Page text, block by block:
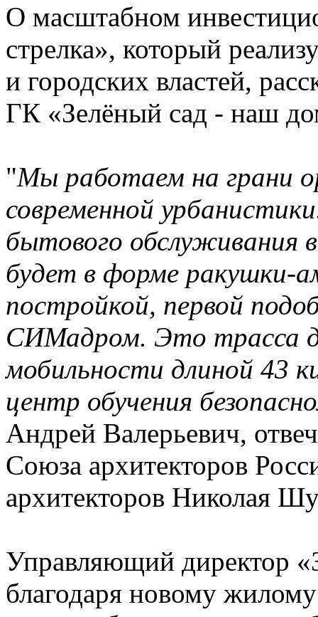
О масштабном
стрелка», который
и городских властей,
ГК «Зелёный сад - наш
"Мы работаем на грани
современной
бытового обслуживания
будет в форме ракушки-
постройкой, первой
СИМадром. Это трасса
мобильности длиной 43
центр обучения
Андрей Валерьевич,
Союза архитекторов
архитекторов Николая
Управляющий директор
благодаря новому